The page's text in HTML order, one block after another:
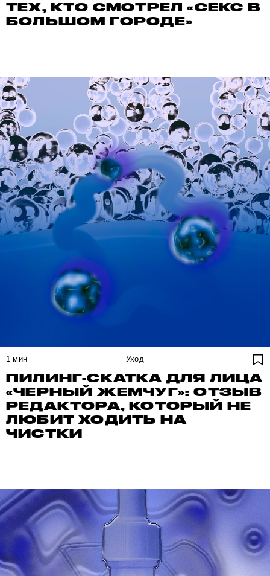
ТЕХ, КТО СМОТРЕЛ «СЕКС В
БОЛЬШОМ ГОРОДЕ»
1 мин Уход
ПИЛИНГ-СКАТКА ДЛЯ ЛИЦА
«ЧЕРНЫЙ ЖЕМЧУГ»: ОТЗЫВ
РЕДАКТОРА, КОТОРЫЙ НЕ
ЛЮБИТ ХОДИТЬ НА
ЧИСТКИ